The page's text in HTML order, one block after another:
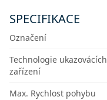
SPECIFIKACE
Označení
Technologie ukazovácích
zařízení
Max. Rychlost pohybu